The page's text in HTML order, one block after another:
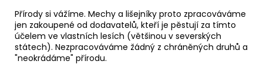
Přírody si vážíme. Mechy a lišejníky proto zpracováváme
jen zakoupené od dodavatelů, kteří je pěstují za tímto
účelem ve vlastních lesích (většinou v severských
státech). Nezpracováváme žádný z chráněných druhů a
"neokrádáme" přírodu.